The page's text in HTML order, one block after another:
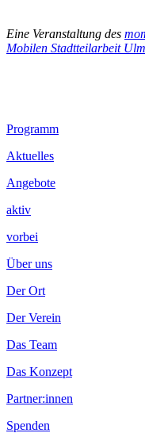
Eine Veranstaltung des
Mobilen Stadtteilarbeit
Footer
Inhalt
Programm
Aktuelles
Angebote
aktiv
vorbei
Über uns
Der Ort
Der Verein
Das Team
Das Konzept
Partner:innen
Spenden